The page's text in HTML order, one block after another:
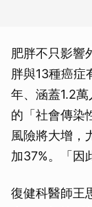
肥胖不只影響
胖與13種癌症
年、涵蓋1.2
的「社會傳染
風險將大增，
加37%。「因
復健科醫師王